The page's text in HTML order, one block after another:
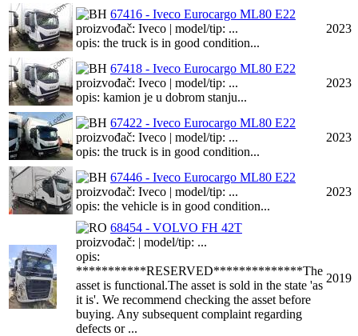
67416 - Iveco Eurocargo ML80 E22
proizvođač: Iveco | model/tip: ...
opis: the truck is in good condition...
2023
67418 - Iveco Eurocargo ML80 E22
proizvođač: Iveco | model/tip: ...
opis: kamion je u dobrom stanju...
2023
67422 - Iveco Eurocargo ML80 E22
proizvođač: Iveco | model/tip: ...
opis: the truck is in good condition...
2023
67446 - Iveco Eurocargo ML80 E22
proizvođač: Iveco | model/tip: ...
opis: the vehicle is in good condition...
2023
68454 - VOLVO FH 42T
proizvođač: | model/tip: ...
opis:
***********RESERVED**************The
asset is functional.The asset is sold in the state 'as
it is'. We recommend checking the asset before
buying. Any subsequent complaint regarding
defects or ...
2019